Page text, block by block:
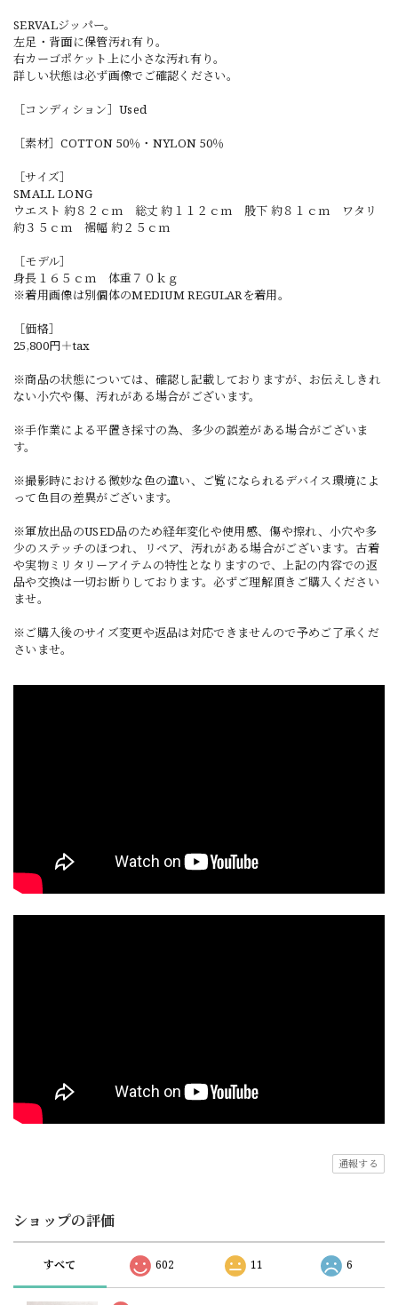
SERVALジッパー。
左足・背面に保管汚れ有り。
右カーゴポケット上に小さな汚れ有り。
詳しい状態は必ず画像でご確認ください。
［コンディション］Used
［素材］COTTON 50％・NYLON 50％
［サイズ］
SMALL LONG
ウエスト 約８２ｃｍ 総丈 約１１２ｃｍ 股下 約８１ｃｍ ワタリ
約３５ｃｍ 裾幅 約２５ｃｍ
［モデル］
身長１６５ｃｍ 体重７０ｋｇ
※着用画像は別個体のMEDIUM REGULARを着用。
［価格］
25,800円＋tax
※商品の状態については、確認し記載しておりますが、お伝えしきれ
ない小穴や傷、汚れがある場合がございます。
※手作業による平置き採寸の為、多少の誤差がある場合がございま
す。
※撮影時における微妙な色の違い、ご覧になられるデバイス環境によ
って色目の差異がございます。
※軍放出品のUSED品のため経年変化や使用感、傷や擦れ、小穴や多
少のステッチのほつれ、リペア、汚れがある場合がございます。古着
や実物ミリタリーアイテムの特性となりますので、上記の内容での返
品や交換は一切お断りしております。必ずご理解頂きご購入ください
ませ。
※ご購入後のサイズ変更や返品は対応できませんので予めご了承くだ
さいませ。
通報する
ショップの評価
すべて 602 11 6